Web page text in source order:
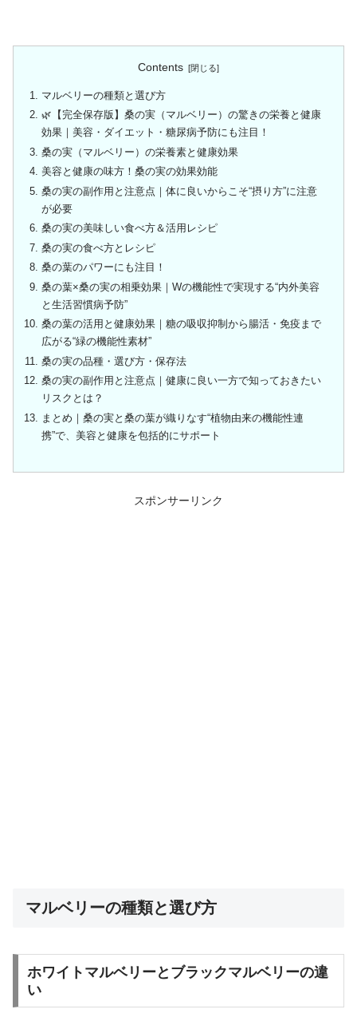
Contents
マルベリーの種類と選び方
🌿【完全保存版】桑の実（マルベリー）の驚きの栄養と健康
効果｜美容・ダイエット・糖尿病予防にも注目！
桑の実（マルベリー）の栄養素と健康効果
美容と健康の味方！桑の実の効果効能
桑の実の副作用と注意点｜体に良いからこそ“摂り方”に注意
が必要
桑の実の美味しい食べ方＆活用レシピ
桑の実の食べ方とレシピ
桑の葉のパワーにも注目！
桑の葉×桑の実の相乗効果｜Wの機能性で実現する“内外美容
と生活習慣病予防”
桑の葉の活用と健康効果｜糖の吸収抑制から腸活・免疫まで
広がる“緑の機能性素材”
桑の実の品種・選び方・保存法
桑の実の副作用と注意点｜健康に良い一方で知っておきたい
リスクとは？
まとめ｜桑の実と桑の葉が織りなす“植物由来の機能性連
携”で、美容と健康を包括的にサポート
スポンサーリンク
マルベリーの種類と選び方
ホワイトマルベリーとブラックマルベリーの違
い